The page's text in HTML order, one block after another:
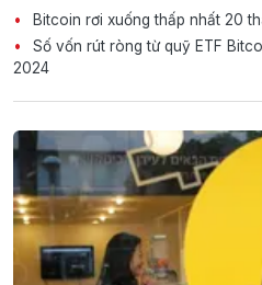
Bitcoin rơi xuống thấp nhất 20
Số vốn rút ròng từ quỹ ETF
2024